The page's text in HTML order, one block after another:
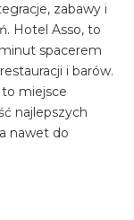
zabawy i
Hotel Asso, to
spacerem
i barów.
to miejsce
najlepszych
nawet do